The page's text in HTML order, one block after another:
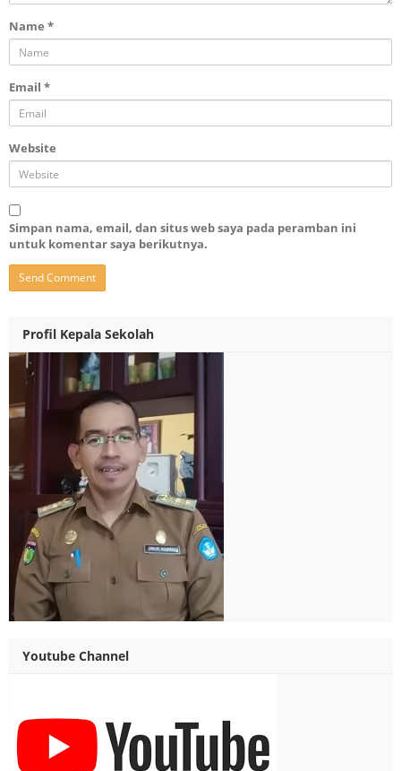
Name *
Email *
Website
Simpan nama, email, dan situs web saya pada peramban ini
untuk komentar saya berikutnya.
Profil Kepala Sekolah
Youtube Channel